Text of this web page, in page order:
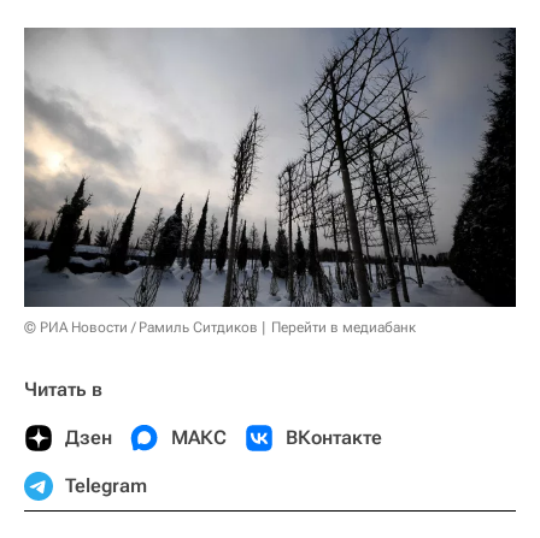
© РИА Новости / Рамиль Ситдиков Перейти в медиабанк
Читать в
Дзен МАКС ВКонтакте
Telegram